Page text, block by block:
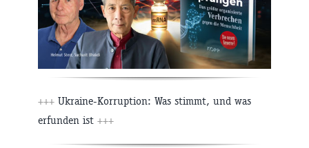
+++ Ukraine-Korruption: Was stimmt, und was
erfunden ist +++